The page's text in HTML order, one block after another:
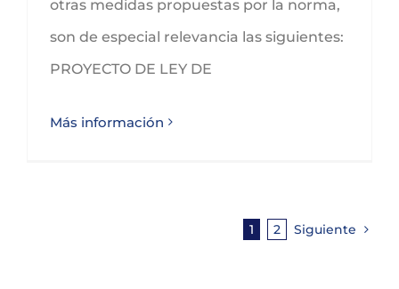
otras medidas propuestas por la norma,
son de especial relevancia las siguientes:
PROYECTO DE LEY DE
Más información
1 2 Siguiente